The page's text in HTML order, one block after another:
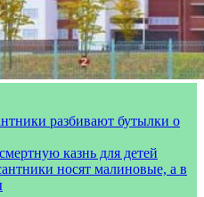
разбивают бутылки о
казнь для детей
носят малиновые, а в